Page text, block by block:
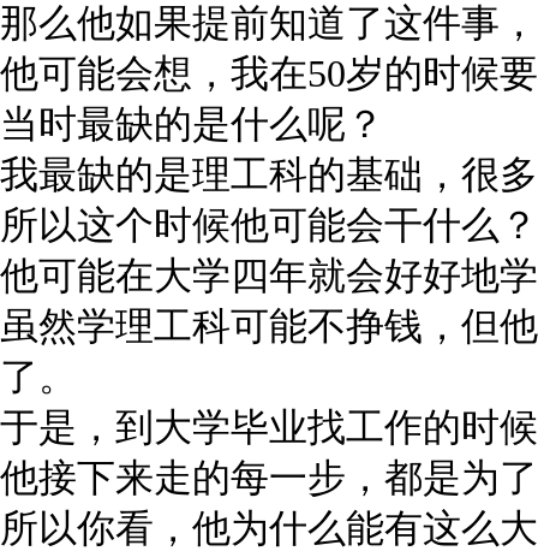
那么他如果提前知道了这件事
他可能会想，我在50岁的时候
当时最缺的是什么呢？
我最缺的是理工科的基础，很
所以这个时候他可能会干什么？
他可能在大学四年就会好好地
虽然学理工科可能不挣钱，但
了。
于是，到大学毕业找工作的时
他接下来走的每一步，都是为
所以你看，他为什么能有这么